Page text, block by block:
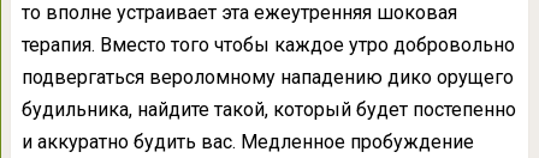
то вполне устраивает эта ежеутренняя шоковая
терапия. Вместо того чтобы каждое утро добровольно
подвергаться вероломному нападению дико орущего
будильника, найдите такой, который будет постепенно
и аккуратно будить вас. Медленное пробуждение